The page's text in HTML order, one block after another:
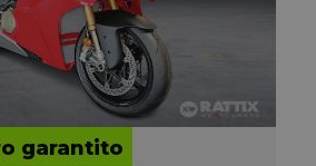
garantito